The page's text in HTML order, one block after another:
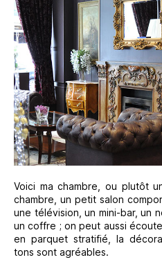
Voici ma chambre, ou plutôt
chambre, un petit salon
une télévision, un mini-bar, un
un coffre ; on peut aussi
en parquet stratifié, la
tons sont agréables.